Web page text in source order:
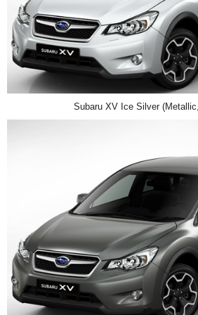
Subaru XV Ice Silver (Metallic,